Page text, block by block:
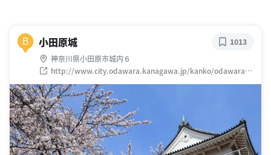
B 小田原城
神奈川県小田原市城内６
http://www.city.odawara.kanagawa.jp/kanko/odawaraca
stle/
1013